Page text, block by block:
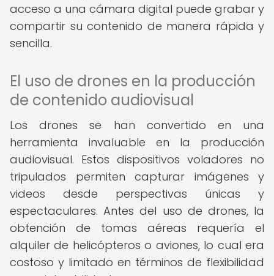
acceso a una cámara digital puede grabar y
compartir su contenido de manera rápida y
sencilla.
El uso de drones en la producción
de contenido audiovisual
Los drones se han convertido en una
herramienta invaluable en la producción
audiovisual. Estos dispositivos voladores no
tripulados permiten capturar imágenes y
videos desde perspectivas únicas y
espectaculares. Antes del uso de drones, la
obtención de tomas aéreas requería el
alquiler de helicópteros o aviones, lo cual era
costoso y limitado en términos de flexibilidad